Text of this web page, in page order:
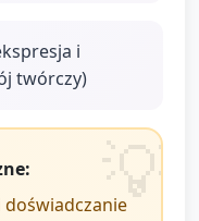
i
twórczy)